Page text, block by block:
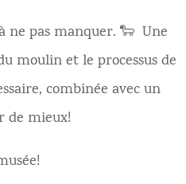
ne pas manquer. 🐑 Une
moulin et le processus de
combinée avec un
de mieux!